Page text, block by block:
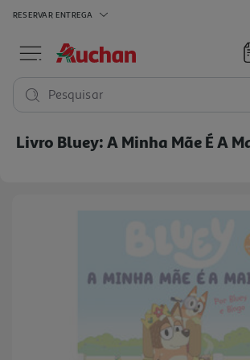
RESERVAR ENTREGA
Pesquisar
Livro Bluey: A Minha Mãe É A